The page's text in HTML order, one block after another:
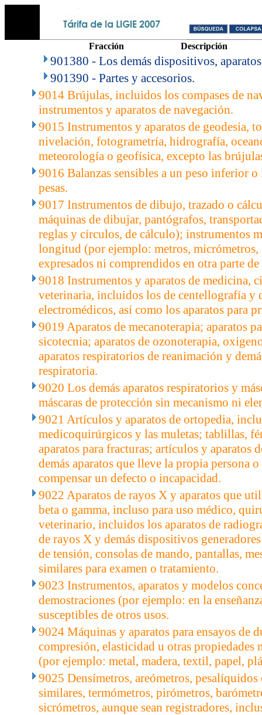
Fracción Descripción
901380 - Los demás dispositivos,
901390 - Partes y accesorios.
9014 Brújulas, incluidos los compases de
instrumentos y aparatos de navegación.
9015 Instrumentos y aparatos de geodesia,
nivelación, fotogrametría, hidrografía,
meteorología o geofísica, excepto las
9016 Balanzas sensibles a un peso inferior
pesas.
9017 Instrumentos de dibujo, trazado o
máquinas de dibujar, pantógrafos,
reglas y círculos, de cálculo); instrumentos
longitud (por ejemplo: metros, micrómetros,
expresados ni comprendidos en otra parte
9018 Instrumentos y aparatos de medicina,
veterinaria, incluidos los de centellografía y
electromédicos, así como los aparatos para
9019 Aparatos de mecanoterapia; aparatos
sicotecnia; aparatos de ozonoterapia,
aparatos respiratorios de reanimación y
respiratoria.
9020 Los demás aparatos respiratorios y
máscaras de protección sin mecanismo ni
9021 Artículos y aparatos de ortopedia,
medicoquirúrgicos y las muletas; tablillas,
aparatos para fracturas; artículos y aparatos
demás aparatos que lleve la propia persona
compensar un defecto o incapacidad.
9022 Aparatos de rayos X y aparatos que
beta o gamma, incluso para uso médico,
veterinario, incluidos los aparatos de
de rayos X y demás dispositivos
de tensión, consolas de mando, pantallas,
similares para examen o tratamiento.
9023 Instrumentos, aparatos y modelos
demostraciones (por ejemplo: en la
susceptibles de otros usos.
9024 Máquinas y aparatos para ensayos de
compresión, elasticidad u otras propiedades
(por ejemplo: metal, madera, textil, papel,
9025 Densímetros, areómetros,
similares, termómetros, pirómetros,
sicrómetros, aunque sean registradores,